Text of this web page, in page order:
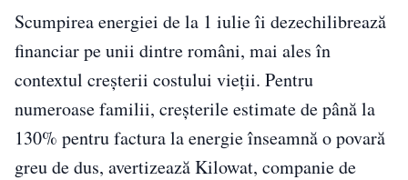
Scumpirea energiei de la 1 iulie îi dezechilibrează
financiar pe unii dintre români, mai ales în
contextul creșterii costului vieții. Pentru
numeroase familii, creșterile estimate de până la
130% pentru factura la energie înseamnă o povară
greu de dus, avertizează Kilowat, companie de